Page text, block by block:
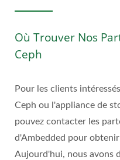
Où Trouver Nos
Ceph
Pour les clients
Ceph ou l'appliance de
pouvez contacter les
d'Ambedded pour
Aujourd'hui, nous avons